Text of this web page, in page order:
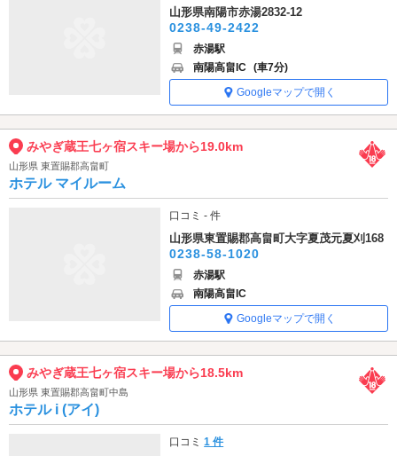
山形県南陽市赤湯2832-12
0238-49-2422
赤湯駅
南陽高畠IC (車7分)
Googleマップで開く
みやぎ蔵王七ヶ宿スキー場から19.0km
山形県 東置賜郡高畠町
ホテル マイルーム
口コミ - 件
山形県東置賜郡高畠町大字夏茂元夏刈168
0238-58-1020
赤湯駅
南陽高畠IC
Googleマップで開く
みやぎ蔵王七ヶ宿スキー場から18.5km
山形県 東置賜郡高畠町中島
ホテル i (アイ)
口コミ1 件